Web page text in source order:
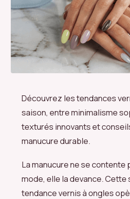
Découvrez les tendances
saison, entre minimalisme
texturés innovants et
manucure durable.
La manucure ne se contente
mode, elle la devance. Cette
tendance vernis à ongles